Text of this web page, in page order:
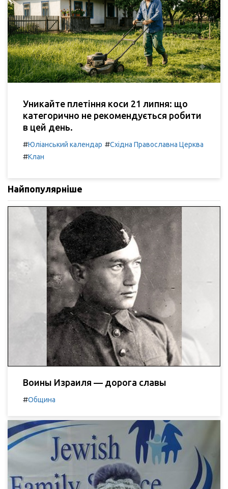
Уникайте плетіння коси 21 липня: що
категорично не рекомендується робити
в цей день.
#Юліанський календар #Східна Православна Церква
#Клан
Найпопулярніше
Воины Израиля — дорога славы
#Община